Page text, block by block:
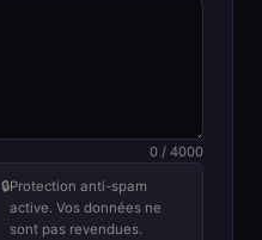
0 / 4000
🔒Protection anti-spam
active. Vos données ne
sont pas revendues.